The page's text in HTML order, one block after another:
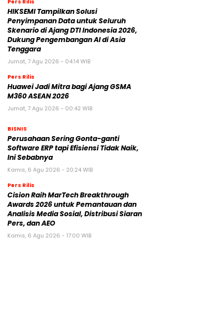
HIKSEMI Tampilkan Solusi
Penyimpanan Data untuk Seluruh
Skenario di Ajang DTI Indonesia 2026,
Dukung Pengembangan AI di Asia
Tenggara
Jumat, 7 Agu 2026 - 04:14 WIB
Pers Rilis
Huawei Jadi Mitra bagi Ajang GSMA
M360 ASEAN 2026
Jumat, 7 Agu 2026 - 00:42 WIB
BISNIS
Perusahaan Sering Gonta-ganti
Software ERP tapi Efisiensi Tidak Naik,
Ini Sebabnya
Kamis, 6 Agu 2026 - 20:24 WIB
Pers Rilis
Cision Raih MarTech Breakthrough
Awards 2026 untuk Pemantauan dan
Analisis Media Sosial, Distribusi Siaran
Pers, dan AEO
Kamis, 6 Agu 2026 - 17:00 WIB